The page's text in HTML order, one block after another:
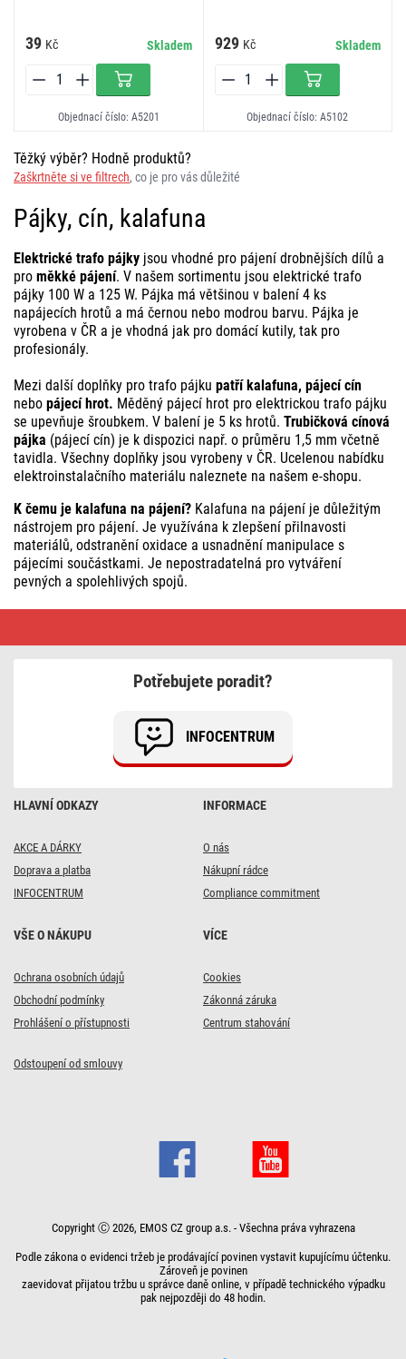
39 Kč Skladem
Objednací číslo: A5201
929 Kč Skladem
Objednací číslo: A5102
Těžký výběr? Hodně produktů?
Zaškrtněte si ve filtrech, co je pro vás důležité
Pájky, cín, kalafuna
Elektrické trafo pájky jsou vhodné pro pájení drobnějších dílů a
pro měkké pájení. V našem sortimentu jsou elektrické trafo
pájky 100 W a 125 W. Pájka má většinou v balení 4 ks
napájecích hrotů a má černou nebo modrou barvu. Pájka je
vyrobena v ČR a je vhodná jak pro domácí kutily, tak pro
profesionály.
Mezi další doplňky pro trafo pájku patří kalafuna, pájecí cín
nebo pájecí hrot. Měděný pájecí hrot pro elektrickou trafo pájku
se upevňuje šroubkem. V balení je 5 ks hrotů. Trubičková cínová
pájka (pájecí cín) je k dispozici např. o průměru 1,5 mm včetně
tavidla. Všechny doplňky jsou vyrobeny v ČR. Ucelenou nabídku
elektroinstalačního materiálu naleznete na našem e-shopu.
K čemu je kalafuna na pájení? Kalafuna na pájení je důležitým
nástrojem pro pájení. Je využívána k zlepšení přilnavosti
materiálů, odstranění oxidace a usnadnění manipulace s
pájecími součástkami. Je nepostradatelná pro vytváření
pevných a spolehlivých spojů.
kalafuna
HLAVNÍ ODKAZY
AKCE A DÁRKY
Doprava a platba
INFOCENTRUM
INFORMACE
O nás
Nákupní rádce
Compliance commitment
VŠE O NÁKUPU
Ochrana osobních údajů
Obchodní podmínky
Prohlášení o přístupnosti
VÍCE
Cookies
Zákonná záruka
Centrum stahování
Odstoupení od smlouvy
Potřebujete poradit?
INFOCENTRUM
Copyright Ⓒ 2026, EMOS CZ group a.s. - Všechna práva vyhrazena
Podle zákona o evidenci tržeb je prodávající povinen vystavit kupujícímu účtenku.
Zároveň je povinen
zaevidovat přijatou tržbu u správce daně online, v případě technického výpadku
pak nejpozději do 48 hodin.